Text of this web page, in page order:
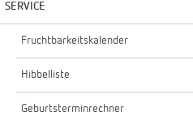
SERVICE
Fruchtbarkeitskalender
Hibbelliste
Geburtsterminrechner